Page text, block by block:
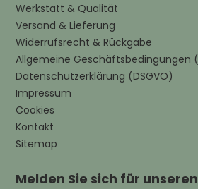
Werkstatt & Qualität
Versand & Lieferung
Widerrufsrecht & Rückgabe
Allgemeine Geschäftsbedingungen
Datenschutzerklärung (DSGVO)
Impressum
Cookies
Kontakt
Sitemap
Melden Sie sich für